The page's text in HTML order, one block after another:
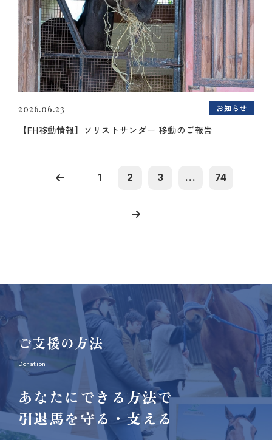
2026.06.23 お知らせ
【FH移動情報】ソリストサンダー 移動のご報告
1 2 3 ... 74
ご支援の方法
Donation
あなたにできる方法で
引退馬を守る・支える